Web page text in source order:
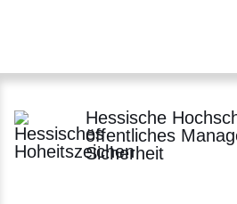
Hessische
öffentliches
Sicherheit